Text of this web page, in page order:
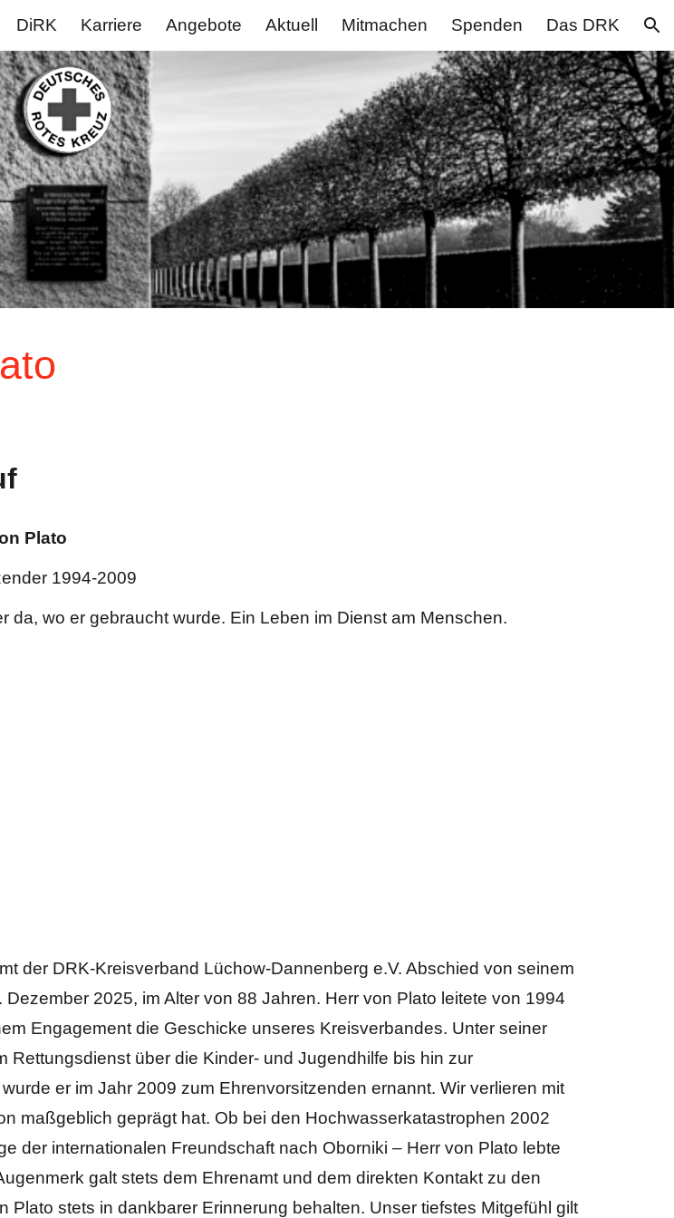
Skip to navigation
DiRK Karriere Angebote Aktuell Mitmachen Spenden Das DRK
Plato
1994-2009
da, wo er gebraucht wurde. Ein Leben im Dienst am Menschen.
der DRK-Kreisverband Lüchow-Dannenberg e.V. Abschied von seinem
2025, im Alter von 88 Jahren. Herr von Plato leitete von 1994
Engagement die Geschicke unseres Kreisverbandes. Unter seiner
über die Kinder- und Jugendhilfe bis hin zur
er im Jahr 2009 zum Ehrenvorsitzenden ernannt. Wir verlieren mit
maßgeblich geprägt hat. Ob bei den Hochwasserkatastrophen 2002
der internationalen Freundschaft nach Oborniki – Herr von Plato lebte
galt stets dem Ehrenamt und dem direkten Kontakt zu den
stets in dankbarer Erinnerung behalten. Unser tiefstes Mitgefühl gilt